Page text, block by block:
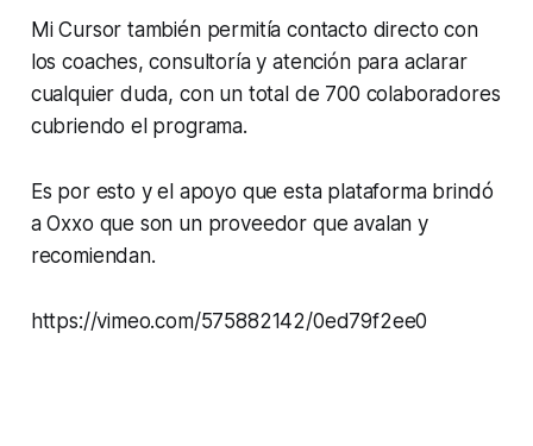
Mi Cursor también permitía contacto directo con
los coaches, consultoría y atención para aclarar
cualquier duda, con un total de 700 colaboradores
cubriendo el programa.
Es por esto y el apoyo que esta plataforma brindó
a Oxxo que son un proveedor que avalan y
recomiendan.
https://vimeo.com/575882142/0ed79f2ee0